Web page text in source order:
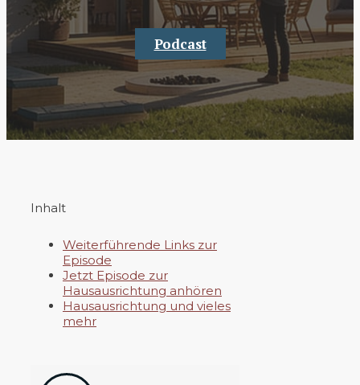
Podcast
Inhalt
Weiterführende Links zur
Episode
Jetzt Episode zur
Hausausrichtung anhören
Hausausrichtung und vieles
mehr